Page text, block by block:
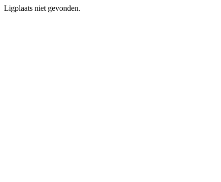
Ligplaats niet gevonden.